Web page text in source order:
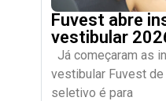
Fuvest abre
vestibular
Já começaram as
vestibular Fuvest
seletivo é para